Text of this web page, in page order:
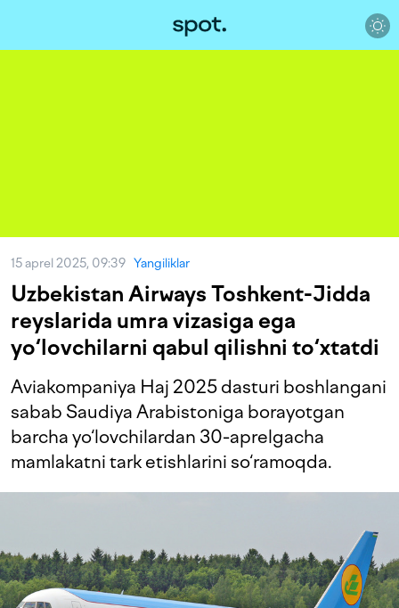
15 aprel 2025, 09:39 Yangiliklar
Uzbekistan Airways Toshkent-Jidda
reyslarida umra vizasiga ega
yo‘lovchilarni qabul qilishni to‘xtatdi
Aviakompaniya Haj 2025 dasturi boshlangani
sabab Saudiya Arabistoniga borayotgan
barcha yo‘lovchilardan 30-aprelgacha
mamlakatni tark etishlarini so‘ramoqda.